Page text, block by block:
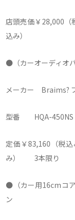
店頭売価￥28,000
込み）
●（カーオーディ
メーカー Braims?
型番 HQA-450NS
定価￥83,160
み） 3本限り
●（カー用16cmコ
ン